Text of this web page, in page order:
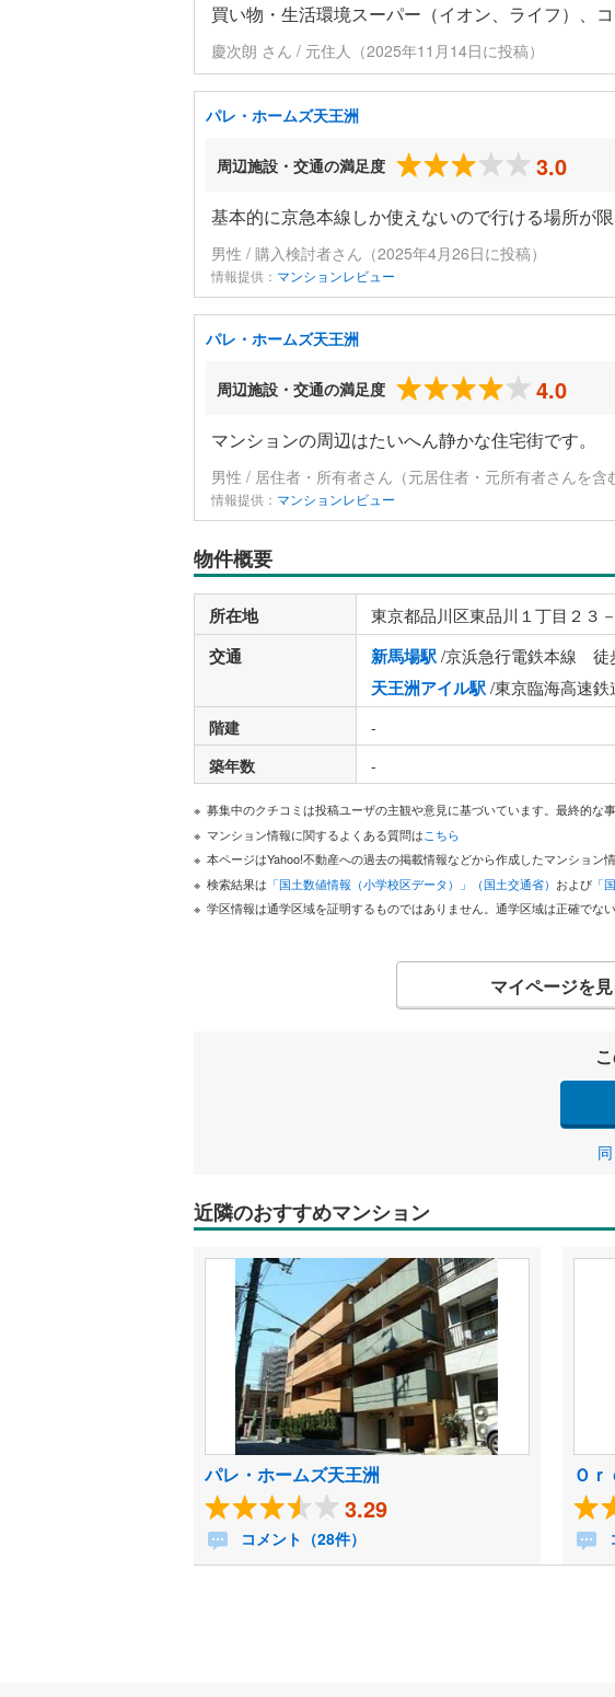
買い物・生活環境スーパー（イオン、ライフ）、コ
慶次朗 さん / 元住人（2025年11月14日に投稿）
パレ・ホームズ天王洲
周辺施設・交通の満足度 3.0
基本的に京急本線しか使えないので行ける場所が限
男性 / 購入検討者さん（2025年4月26日に投稿）
情報提供： マンションレビュー
パレ・ホームズ天王洲
周辺施設・交通の満足度 4.0
マンションの周辺はたいへん静かな住宅街です。
男性 / 居住者・所有者さん（元居住者・元所有者さんを含
情報提供： マンションレビュー
物件概要
所在地 東京都品川区東品川１丁目２３
交通 新馬場駅/京浜急行電鉄本線 徒
天王洲アイル駅/東京臨海高速
階建 -
築年数
-
募集中のクチコミは投稿ユーザの主観や意見に基づいています。最終的な
マンション情報に関するよくある質問はこちら
本ページはYahoo!不動産への過去の掲載情報などから作成したマンション
検索結果は 「国土数値情報（小学校区データ）」（国土交通省） および 「
学区情報は通学区域を証明するものではありません。通学区域は正確でな
マイページを
近隣のおすすめマンション
パレ・ホームズ天王洲
3.29
コメント（28件）
Ｏ